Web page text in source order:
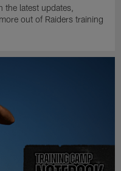
the latest updates,
out of Raiders training